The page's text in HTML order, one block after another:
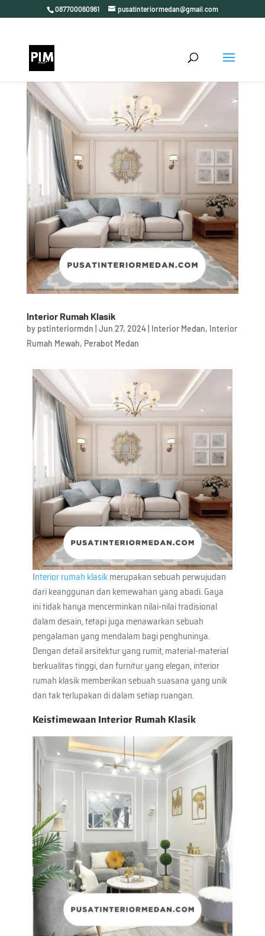
087700060961 pusatinteriormedan@gmail.com
Interior Rumah Klasik
by pstinteriormdn Jun 27, 2024| Interior Medan, Interior
Rumah Mewah, Perabot Medan
Interior rumah klasikmerupakan sebuah perwujudan
dari keanggunan dan kemewahan yang abadi. Gaya
ini tidak hanya mencerminkan nilai-nilai tradisional
dalam desain, tetapi juga menawarkan sebuah
pengalaman yang mendalam bagi penghuninya.
Dengan detail arsitektur yang rumit, material-material
berkualitas tinggi, dan furnitur yang elegan, interior
rumah klasik memberikan sebuah suasana yang unik
dan tak terlupakan di dalam setiap ruangan.
Keistimewaan Interior Rumah Klasik